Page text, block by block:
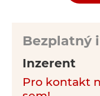
Bezplatný
Inzerent
Pro kontakt